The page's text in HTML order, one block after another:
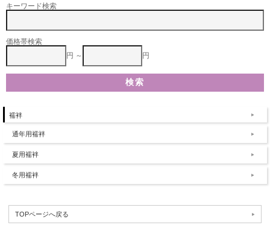
キーワード検索
価格帯検索
円 ～
円
襦袢
通年用襦袢
夏用襦袢
冬用襦袢
TOPページへ戻る